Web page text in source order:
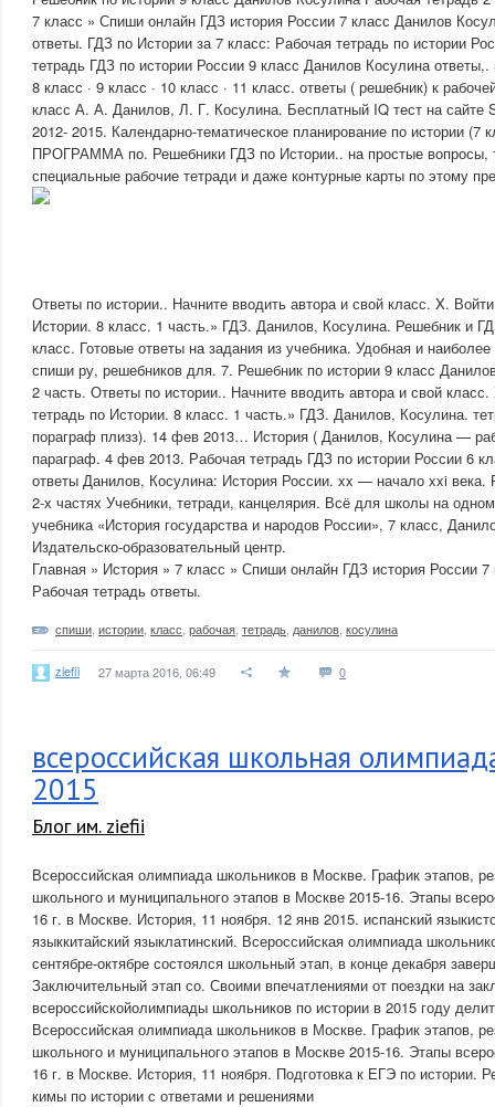
7 класс » Спиши онлайн ГДЗ история России 7 класс Данилов
ответы. ГДЗ по Истории за 7 класс: Рабочая тетрадь по истории
тетрадь ГДЗ по истории России 9 класс Данилов Косулина ответы,.
8 класс · 9 класс · 10 класс · 11 класс. ответы ( решебник) к
класс А. А. Данилов, Л. Г. Косулина. Бесплатный IQ тест на
2012- 2015. Календарно-тематическое планирование по истории
ПРОГРАММА по. Решебники ГДЗ по Истории.. на простые вопросы,
специальные рабочие тетради и даже контурные карты по этому
Ответы по истории.. Начните вводить автора и свой класс. X.
Истории. 8 класс. 1 часть.» ГДЗ. Данилов, Косулина. Решебник и
класс. Готовые ответы на задания из учебника. Удобная и
спиши ру, решебников для. 7. Решебник по истории 9 класс
2 часть. Ответы по истории.. Начните вводить автора и свой
тетрадь по Истории. 8 класс. 1 часть.» ГДЗ. Данилов, Косулина.
пораграф плизз). 14 фев 2013… История ( Данилов, Косулина —
параграф. 4 фев 2013. Рабочая тетрадь ГДЗ по истории России 6
ответы Данилов, Косулина: История России. xx — начало xxi века.
2-х частях Учебники, тетради, канцелярия. Всё для школы на
учебника «История государства и народов России», 7 класс,
Издательско-образовательный центр.
Главная » История » 7 класс » Спиши онлайн ГДЗ история России
Рабочая тетрадь ответы.
спиши истории класс рабочая тетрадь данилов косулина
ziefii 27 марта 2016, 06:49 0
всероссийская школьная
2015
Блог им. ziefii
Всероссийская олимпиада школьников в Москве. График этапов,
школьного и муниципального этапов в Москве 2015-16. Этапы
16 г. в Москве. История, 11 ноября. 12 янв 2015. испанский
языккитайский языклатинский. Всероссийская олимпиада
сентябре-октябре состоялся школьный этап, в конце декабря
Заключительный этап со. Своими впечатлениями от поездки на
всероссийскойолимпиады школьников по истории в 2015 году
Всероссийская олимпиада школьников в Москве. График этапов,
школьного и муниципального этапов в Москве 2015-16. Этапы
16 г. в Москве. История, 11 ноября. Подготовка к ЕГЭ по истории.
кимы по истории с ответами и решениями